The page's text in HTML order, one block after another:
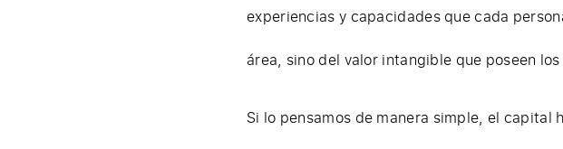
experiencias y capacidades que cada
área, sino del valor intangible que poseen
Si lo pensamos de manera simple, el capital